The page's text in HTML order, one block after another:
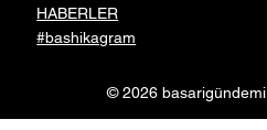
HABERLER
#bashikagram
© 2026 basarigündemi